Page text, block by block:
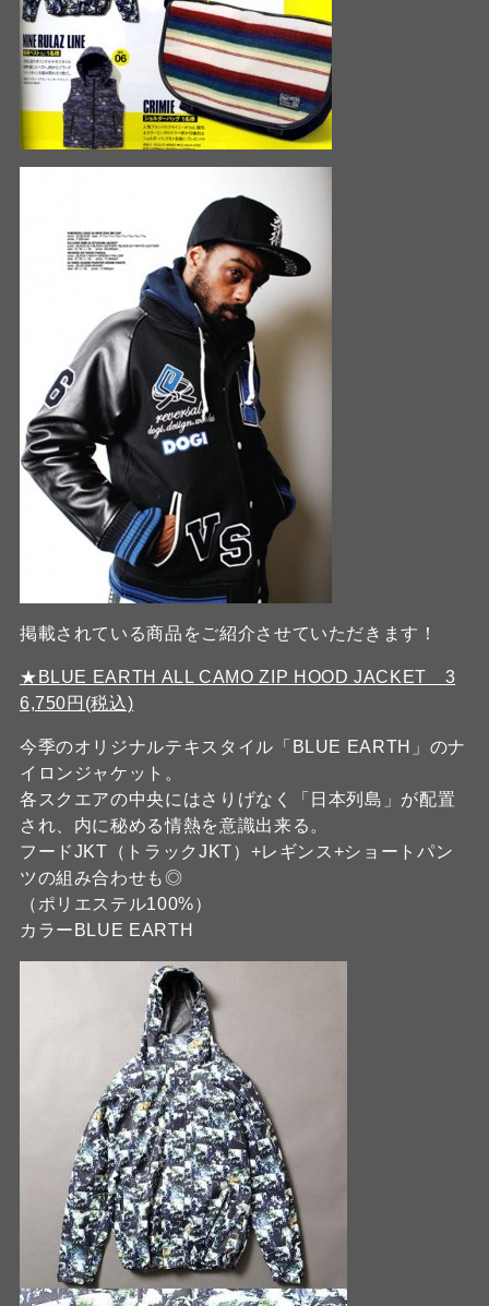
掲載されている商品をご紹介させていただきます！
★BLUE EARTH ALL CAMO ZIP HOOD JACKET 3
6,750円(税込)
今季のオリジナルテキスタイル「BLUE EARTH」のナ
イロンジャケット。
各スクエアの中央にはさりげなく「日本列島」が配置
され、内に秘める情熱を意識出来る。
フードJKT（トラックJKT）+レギンス+ショートパン
ツの組み合わせも◎
（ポリエステル100%）
カラーBLUE EARTH